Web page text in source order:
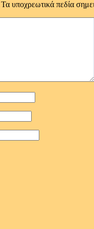
Τα υποχρεωτικά πεδία